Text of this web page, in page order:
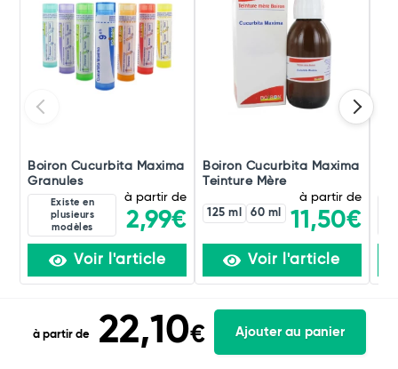
Boiron Cucurbita Maxima
Granules
Existe en
plusieurs
modèles
à partir de
2,99€
Voir l'article
Boiron Cucurbita Maxima
Teinture Mère
125 ml 60 ml
à partir de
11,50€
Voir l'article
à partir de 22,10€ Ajouter au panier